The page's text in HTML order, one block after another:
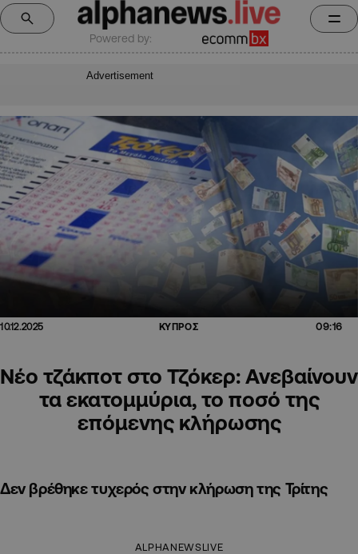
Powered by:
Advertisement
10.12.2025 ΚΥΠΡΟΣ 09:16
Νέο τζάκποτ στο Τζόκερ: Ανεβαίνουν
τα εκατομμύρια, το ποσό της
επόμενης κλήρωσης
Δεν βρέθηκε τυχερός στην κλήρωση της Τρίτης
ALPHANEWSLIVE